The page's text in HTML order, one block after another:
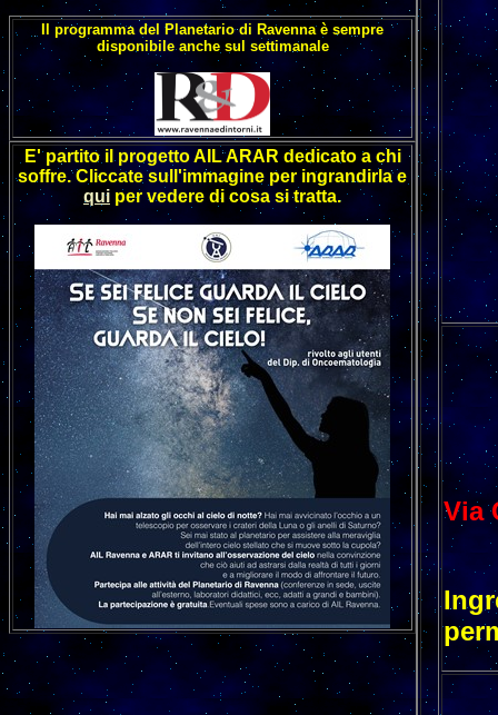
Il programma del Planetario di Ravenna è sempre
disponibile anche sul settimanale
E' partito il progetto AIL ARAR dedicato a chi
soffre. Cliccate sull'immagine per ingrandirla e
qui per vedere di cosa si tratta.
Via